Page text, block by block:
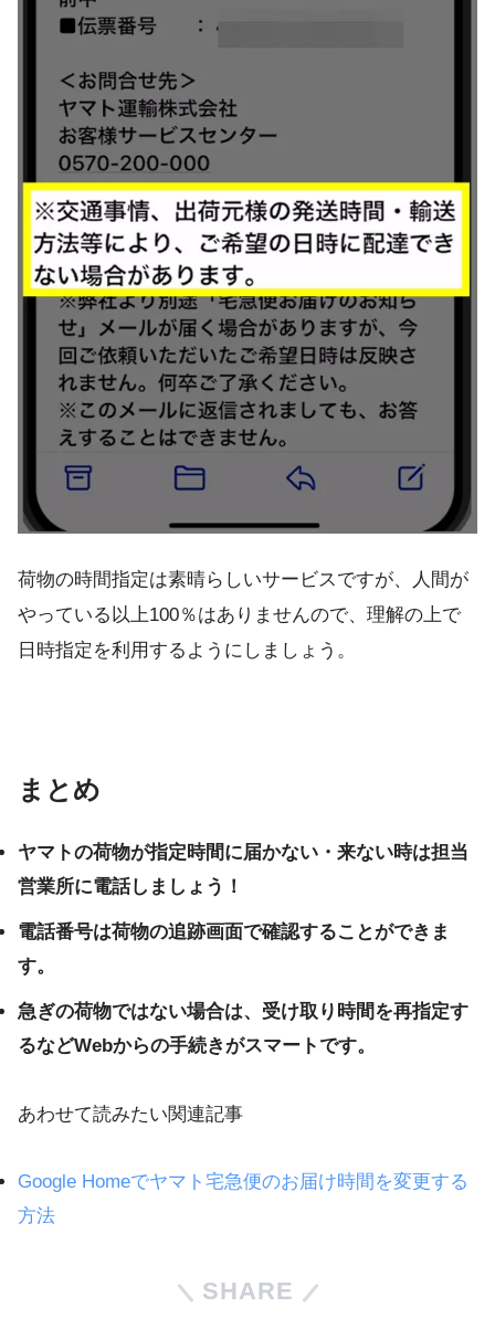
荷物の時間指定は素晴らしいサービスですが、人間が
やっている以上100％はありませんので、理解の上で
日時指定を利用するようにしましょう。
まとめ
ヤマトの荷物が指定時間に届かない・来ない時は担当
営業所に電話しましょう！
電話番号は荷物の追跡画面で確認することができま
す。
急ぎの荷物ではない場合は、受け取り時間を再指定す
るなどWebからの手続きがスマートです。
あわせて読みたい関連記事
Google Homeでヤマト宅急便のお届け時間を変更する
方法
SHARE